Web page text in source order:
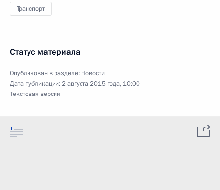
Транспорт
Статус материала
Опубликован в разделе: Новости
Дата публикации:2 августа 2015 года, 10:00
Текстовая версия